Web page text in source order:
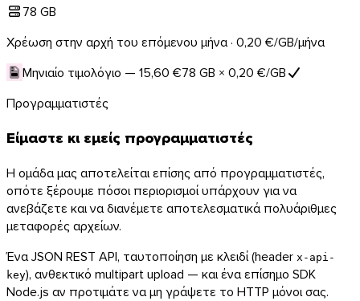
Chrome & Gmail
78 GB
Χρέωση στην αρχή του επόμενου μήνα · 0,20 €/GB/μήνα
Μηνιαίο τιμολόγιο — 15,60 €78 GB × 0,20 €/GB
Προγραμματιστές
Είμαστε κι εμείς προγραμματιστές
Η ομάδα μας αποτελείται επίσης από προγραμματιστές,
οπότε ξέρουμε πόσοι περιορισμοί υπάρχουν για να
ανεβάζετε και να διανέμετε αποτελεσματικά πολυάριθμες
μεταφορές αρχείων.
Ένα JSON REST API, ταυτοποίηση με κλειδί (header x-api-
key), ανθεκτικό multipart upload — και ένα επίσημο SDK
Node.js αν προτιμάτε να μη γράψετε το HTTP μόνοι σας.